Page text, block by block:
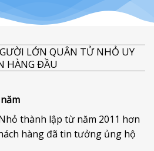
LỚN QUÂN TỬ NHỎ UY
HÀNG ĐẦU
thành lập từ năm 2011 hơn
hàng đã tin tưởng ủng hộ